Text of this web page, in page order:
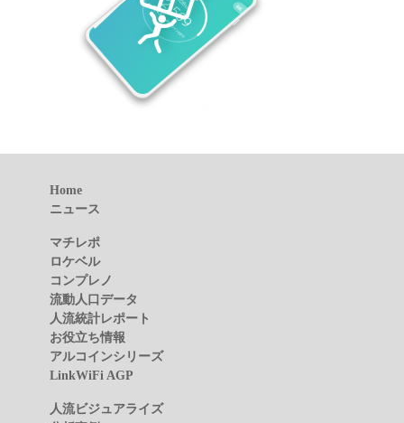
Home
ニュース
マチレポ
ロケベル
コンプレノ
流動人口データ
人流統計レポート
お役立ち情報
アルコインシリーズ
LinkWiFi AGP
人流ビジュアライズ